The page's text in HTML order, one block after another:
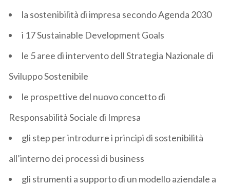
la sostenibilità di impresa secondo Agenda 2030
i 17 Sustainable Development Goals
le 5 aree di intervento dell Strategia Nazionale di
Sviluppo Sostenibile
le prospettive del nuovo concetto di
Responsabilità Sociale di Impresa
gli step per introdurre i principi di sostenibilità
all’interno dei processi di business
gli strumenti a supporto di un modello aziendale a